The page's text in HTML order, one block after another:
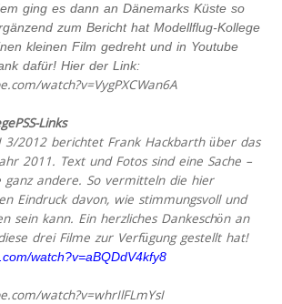
ging es dann an Dänemarks Küste so
zum Bericht hat Modellflug-Kollege
kleinen Film gedreht und in Youtube
dafür! Hier der Link:
watch?v=VygPXCWan6A
Links
3/2012 berichtet Frank Hackbarth über das
2011. Text und Fotos sind eine Sache –
ganz andere. So vermitteln die hier
Eindruck davon, wie stimmungsvoll und
sein kann. Ein herzliches Dankeschön an
drei Filme zur Verfügung gestellt hat!
watch?v=aBQDdV4kfy8
watch?v=whrIlFLmYsI